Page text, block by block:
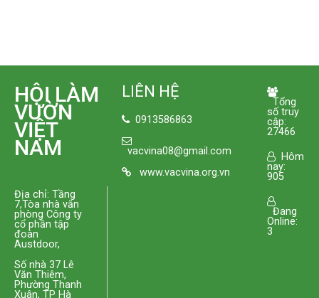
HỘI LÀM
VƯỜN
VIỆT
NAM
Địa chỉ: Tầng
7,Tòa nhà văn
phòng Công ty
cổ phần tập
đoàn
Austdoor,
Số nhà 37 Lê
Văn Thiêm,
Phường Thanh
Xuân, TP Hà
LIÊN HỆ
0913586863
vacvina08@gmail.com
www.vacvina.org.vn
Tổng
số truy
cập:
27466
Hôm
nay:
905
Đang
Online:
3